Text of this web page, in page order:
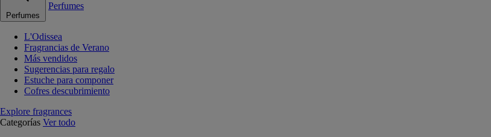
Perfumes
Perfumes
L'Odissea
Fragrancias de Verano
Más vendidos
Sugerencias para regalo
Estuche para componer
Cofres descubrimiento
Explore fragrances
Categorías Ver todo